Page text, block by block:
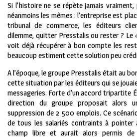
Si l’histoire ne se répète jamais
néanmoins les mêmes : l’entreprise est
tribunal de commerce, les éditeurs
dilemme, quitter Presstalis ou rester ? Le
voit déjà récupérer à bon compte les
beaucoup estiment cette solution peu
A l’époque, le groupe Presstalis était au
cette situation par les éditeurs qui se
messageries. Forte d’un accord tripartite
direction du groupe proposait alors
suppression de 2 500 emplois. Ce
de tous les salariés contraints à pointer
champ libre et aurait alors permis